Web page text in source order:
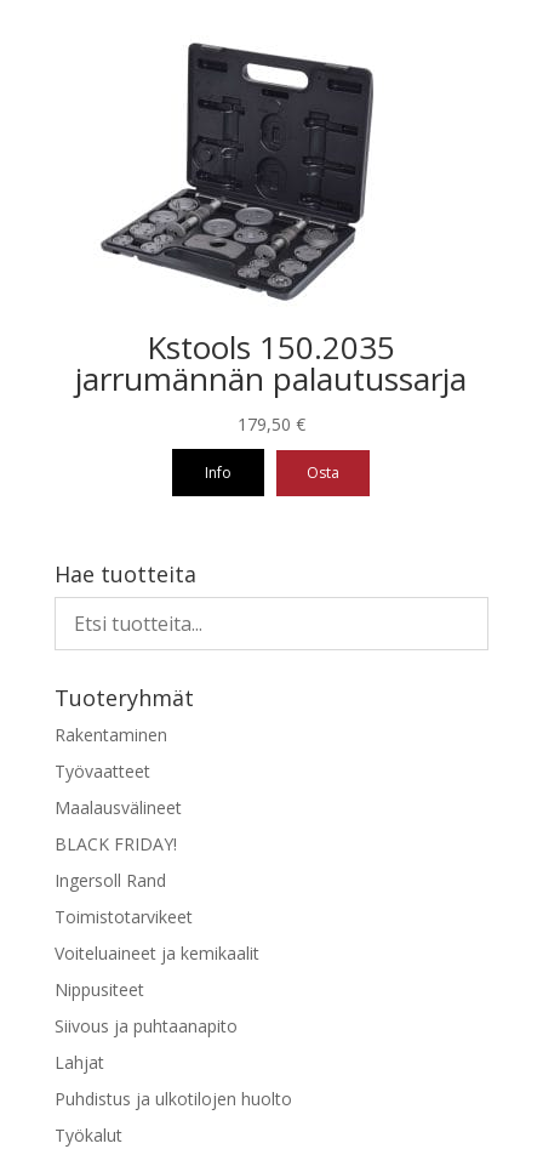
Kstools 150.2035
jarrumännän palautussarja
179,50 €
Info Osta
Hae tuotteita
Tuoteryhmät
Rakentaminen
Työvaatteet
Maalausvälineet
BLACK FRIDAY!
Ingersoll Rand
Toimistotarvikeet
Voiteluaineet ja kemikaalit
Nippusiteet
Siivous ja puhtaanapito
Lahjat
Puhdistus ja ulkotilojen huolto
Työkalut